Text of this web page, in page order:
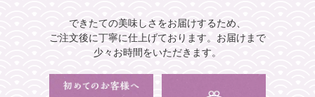
できたての美味しさをお届けするため、
ご注文後に丁寧に仕上げております。 お届けまで
少々お時間をいただきます。